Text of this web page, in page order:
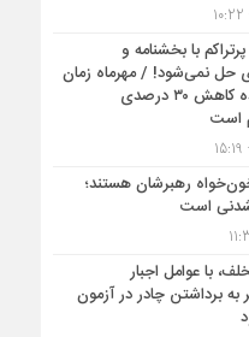
با بخشنامه و
حل نمی‌شود! / مهرماه زمان
راستی‌آزمایی وعده کاهش ۳۰ درصدی
است
رهبرشان هستند؛
است
با عوامل اجبار
برداشتن چادر در آزمون